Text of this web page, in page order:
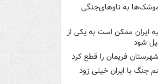
این موشک‌ها به ناوهای‌جنگی
ایران ممکن است به یکی از
شود
فریمان را قطع کرد
جنگ با ایران خیلی زود